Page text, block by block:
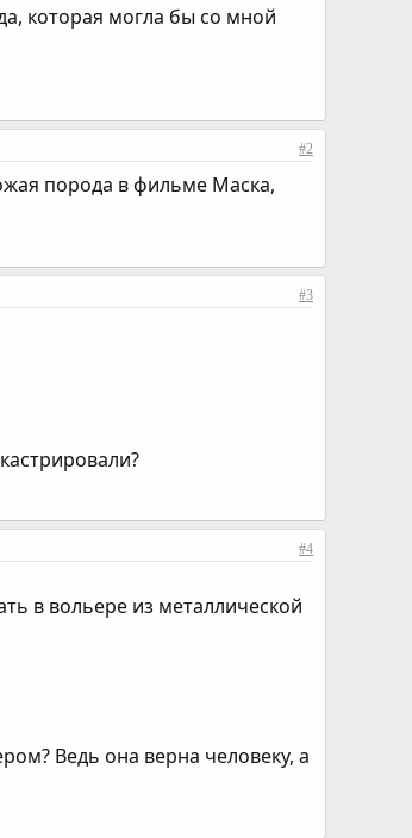
которая могла бы со мной
#2
порода в фильме Маска,
#3
#4
в вольере из металлической
Ведь она верна человеку, а